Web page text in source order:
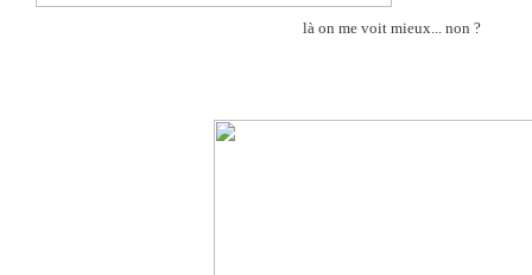
là on me voit mieux... non ?